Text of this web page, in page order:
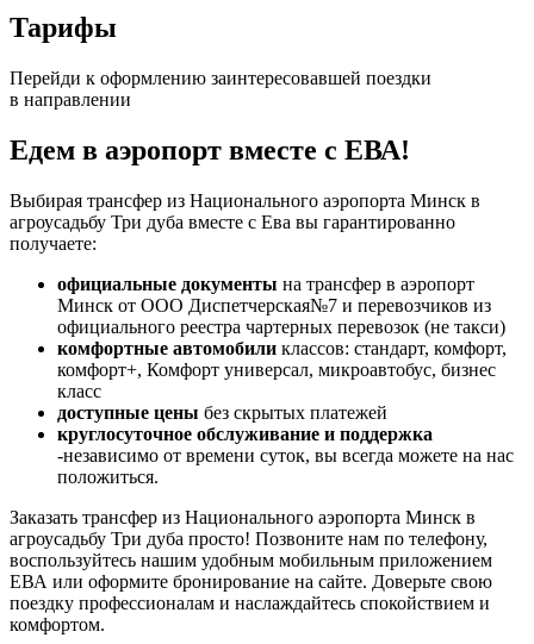
Тарифы
Перейди к оформлению заинтересовавшей поездки
в направлении
Едем в аэропорт вместе с ЕВА!
Выбирая трансфер из Национального аэропорта Минск в
агроусадьбу Три дуба вместе с Ева вы гарантированно
получаете:
официальные документы на трансфер в аэропорт
Минск от ООО Диспетчерская№7 и перевозчиков из
официального реестра чартерных перевозок (не такси)
комфортные автомобили классов: стандарт, комфорт,
комфорт+, Комфорт универсал, микроавтобус, бизнес
класс
доступные цены без скрытых платежей
круглосуточное обслуживание и поддержка
-независимо от времени суток, вы всегда можете на нас
положиться.
Заказать трансфер из Национального аэропорта Минск в
агроусадьбу Три дуба просто! Позвоните нам по телефону,
воспользуйтесь нашим удобным мобильным приложением
ЕВА или оформите бронирование на сайте. Доверьте свою
поездку профессионалам и наслаждайтесь спокойствием и
комфортом.